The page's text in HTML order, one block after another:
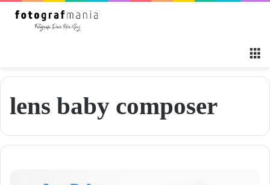
lens baby composer